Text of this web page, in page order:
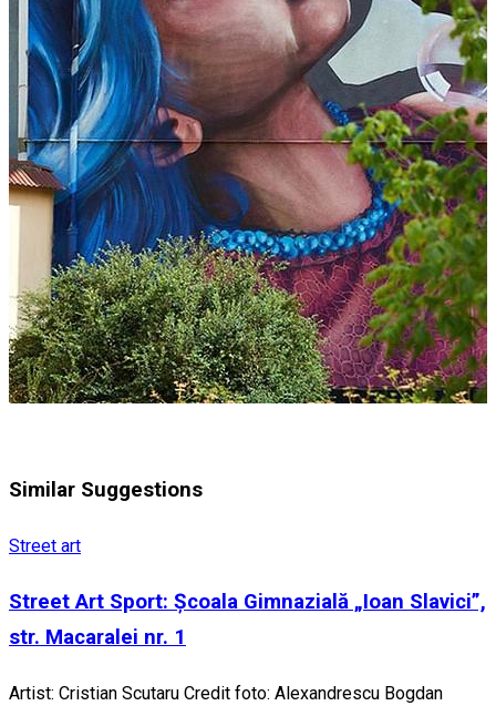
Similar Suggestions
Street art
Street Art Sport: Școala Gimnazială „Ioan Slavici”,
str. Macaralei nr. 1
Artist: Cristian Scutaru Credit foto: Alexandrescu Bogdan